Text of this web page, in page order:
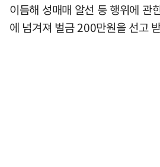
이듬해 성매매 알선 등 행위에 관
에 넘겨져 벌금 200만원을 선고